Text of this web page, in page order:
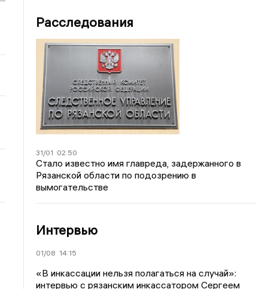
Расследования
31/01 02:50
Стало известно имя главреда, задержанного в
Рязанской области по подозрению в
вымогательстве
Интервью
01/08 14:15
«В инкассации нельзя полагаться на случай»:
интервью с рязанским инкассатором Сергеем